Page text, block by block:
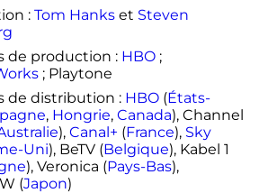
: Tom Hankset Steven
de production : HBO ;
; Playtone
de distribution : HBO(États-
, Hongrie, Canada), Channel
), Canal+ (France), Sky
Uni), BeTV (Belgique), Kabel 1
), Veronica (Pays-Bas),
(Japon)